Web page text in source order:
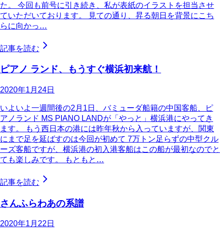
た。 今回も前号に引き続き、私が表紙のイラストを担当させ
ていただいております。 見ての通り、昇る朝日を背景にこち
らに向かっ…
記事を読む
ピアノ ランド、もうすぐ横浜初来航！
2020年1月24日
いよいよ一週間後の2月1日、バミューダ船籍の中国客船、ピ
アノランド MS PIANO LANDが「やっと」横浜港にやってき
ます。 もう西日本の港には昨年秋から入っていますが、関東
にまで足を延ばすのは今回が初めて 7万トン足らずの中型クル
ーズ客船ですが、横浜港の初入港客船はこの船が最初なのでと
ても楽しみです。 もともと…
記事を読む
さんふらわあの系譜
2020年1月22日